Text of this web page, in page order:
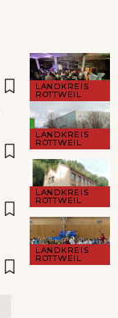
LANDKREIS
ROTTWEIL
LANDKREIS
ROTTWEIL
LANDKREIS
ROTTWEIL
LANDKREIS
ROTTWEIL